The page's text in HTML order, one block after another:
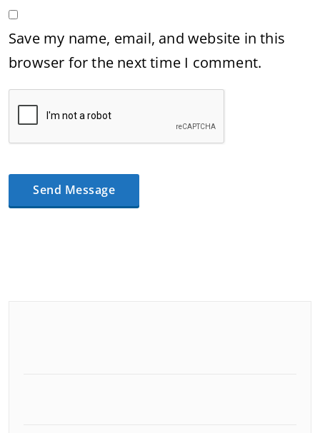
Save my name, email, and website in this
browser for the next time I comment.